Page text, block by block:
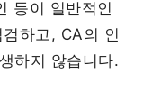
등이 일반적인
하고, CA의 인
하지 않습니다.